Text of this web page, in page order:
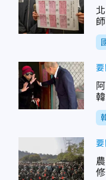
要
要